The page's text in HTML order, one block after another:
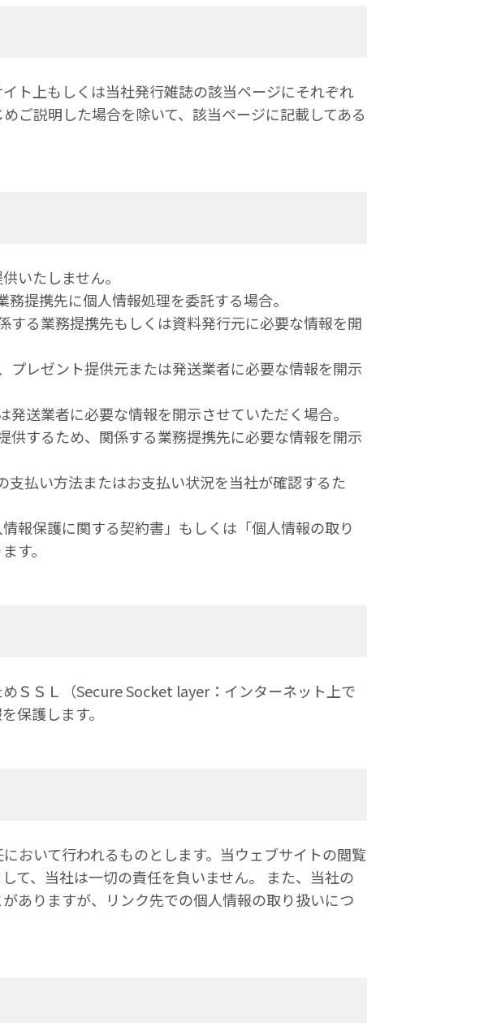
ト上もしくは当社発行雑誌の該当ページにそれぞれ
ご説明した場合を除いて、該当ページに記載してある
いたしません。
提携先に個人情報処理を委託する場合。
る業務提携先もしくは資料発行元に必要な情報を開
レゼント提供元または発送業者に必要な情報を開示
送業者に必要な情報を開示させていただく場合。
するため、関係する業務提携先に必要な情報を開示
払い方法またはお支払い状況を当社が確認するた
報保護に関する契約書」もしくは「個人情報の取り
す。
ＳＳＬ（Secure Socket layer：インターネット上で
保護します。
おいて行われるものとします。当ウェブサイトの閲覧
て、当社は一切の責任を負いません。 また、当社の
ありますが、リンク先での個人情報の取り扱いにつ